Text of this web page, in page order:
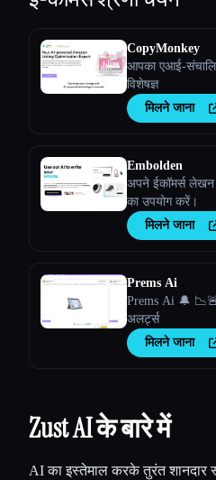
CopyMonkey
आपका एआई-
विशेषज्ञ
मिलने जाना
Embolden
अपने ईकॉमर्स
का उपयोग करें।
मिलने जाना
Prems Ai
Prems Ai 🔔
अलर्ट्स
मिलने जाना
Zust AI के बारे में
AI का इस्तेमाल करके तुरंत शानदार